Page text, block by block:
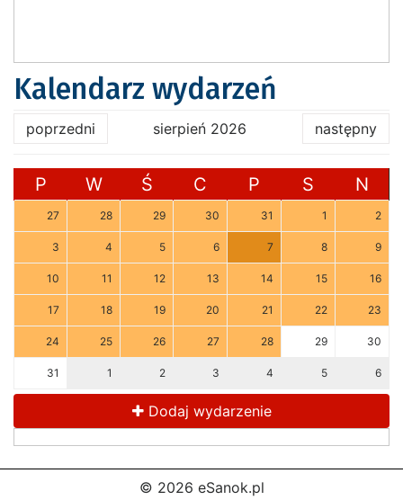
Kalendarz wydarzeń
poprzedni sierpień 2026 następny
P W Ś C P S N
27 28 29 30 31 1 2
3 4 5 6 7 8 9
10 11 12 13 14 15 16
17 18 19 20 21 22 23
24 25 26 27 28 29 30
31 1 2 3 4 5 6
Dodaj wydarzenie
© 2026 eSanok.pl